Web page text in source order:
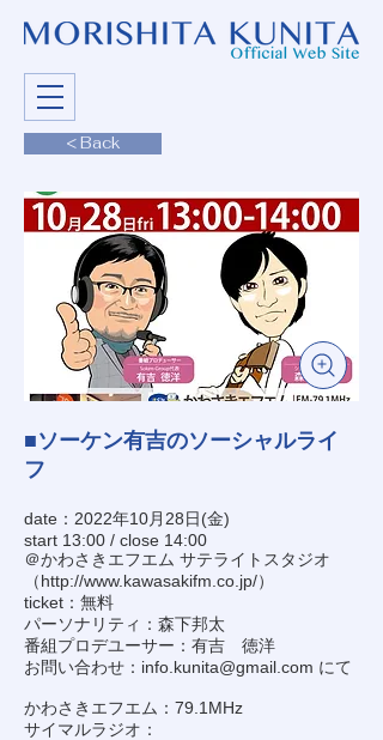
< Back
■ソーケン有吉のソーシャルライ
フ
date：2022年10月28日(金)
start 13:00 / close 14:00
＠かわさきエフエム サテライトスタジオ
（http://www.kawasakifm.co.jp/）
ticket：無料
パーソナリティ：森下邦太
番組プロデユーサー：有吉 徳洋
お問い合わせ： info.kunita@gmail.com にて
かわさきエフエム：79.1MHz
サイマルラジオ：